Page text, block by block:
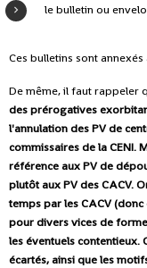
le bulletin ou
Ces bulletins sont
De même, il faut rappeler
des prérogatives
l'annulation des PV de
commissaires de la CENI.
référence aux PV de
plutôt aux PV des CACV.
temps par les CACV
pour divers vices de
les éventuels contentieux.
écartés, ainsi que les